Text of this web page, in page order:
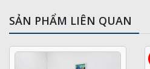
SẢN PHẨM LIÊN QUAN